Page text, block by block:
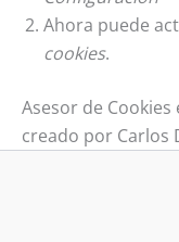
Ahora puede
cookies.
Asesor de Cookies
creado por Carlos